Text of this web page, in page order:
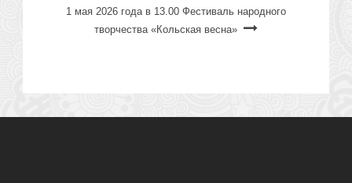
1 мая 2026 года в 13.00 Фестиваль народного
творчества «Кольская весна»